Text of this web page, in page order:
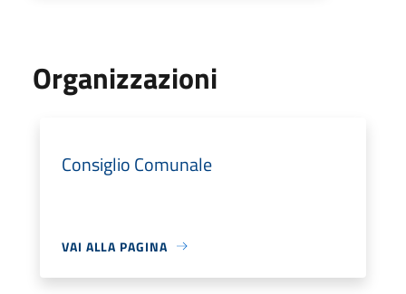
Organizzazioni
Consiglio Comunale
VAI ALLA PAGINA